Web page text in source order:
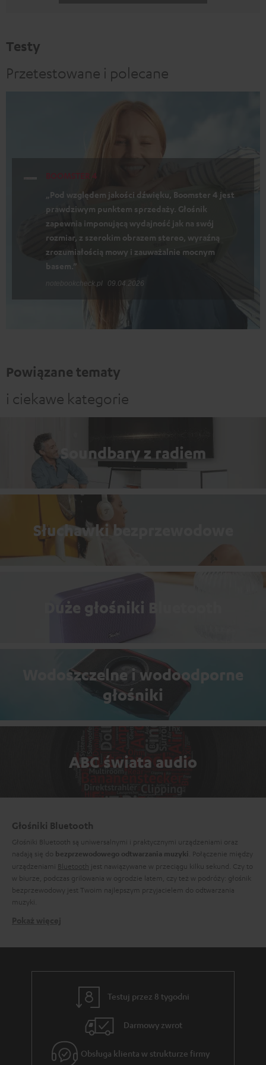
Testy
Przetestowane i polecane
BOOMSTER 4
„Pod względem jakości dźwięku, Boomster 4 jest
prawdziwym punktem sprzedaży. Głośnik
zapewnia imponującą wydajność jak na swój
rozmiar, z szerokim obrazem stereo, wyraźną
zrozumiałością mowy i zauważalnie mocnym
basem.”
notebookcheck.pl 09.04.2026
Powiązane tematy
i ciekawe kategorie
Soundbary z radiem
Słuchawki bezprzewodowe
Duże głośniki Bluetooth
Wodoszczelne i wodoodporne
głośniki
ABC świata audio
Głośniki Bluetooth
Głośniki Bluetooth są uniwersalnymi i praktycznymi urządzeniami oraz
nadają się do bezprzewodowego odtwarzania muzyki
. Połączenie między
urządzeniami Bluetooth jest nawiązywane w przeciągu kilku sekund. Czy to
w biurze, podczas grilowania w ogrodzie latem, czy też w podróży: głośnik
bezprzewodowy jest Twoim najlepszym przyjacielem do odtwarzania
muzyki.
w kuchni lub w łazience. Jeśli należysz do grupy kanapowych
leniuchów, znajdziesz w naszej ofercie idealne głośniki, które stworzą
niesamowite kulisy dźwiękowe w Twoim salonie. Nasze głośniki Bluetooth
posiadają baterie o dużej pojemności, które działają aż do 30 godzin i
zapewniają potężny dźwięk. U nas znajdziesz odpowiednie głośniki
Bluetooth na każdą okazję w świetnej cenie.
Testuj przez 8 tygodni
Darmowy zwrot
Obsługa klienta w strukturze firmy